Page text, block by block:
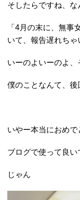
そしたらですね、な
「4月の末に、無事
いて、報告遅れちゃ
いーのよいーのよ、
僕のことなんて、後
いやー本当におめで
ブログで使って良
じゃん